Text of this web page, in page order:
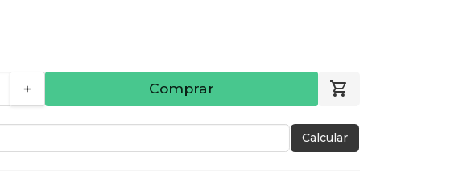
+ Comprar
Calcular